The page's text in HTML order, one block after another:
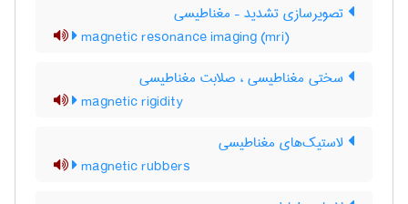
تصویرسازی تشدید – مغناطیسی
magnetic resonance imaging (mri)
سختی مغناطیسی ، صلابت مغناطیسی
magnetic rigidity
لاستیک‌های مغناطیسی
magnetic rubbers